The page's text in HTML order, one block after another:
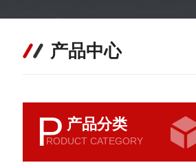
产品中心
P 产品分类
RODUCT CATEGORY